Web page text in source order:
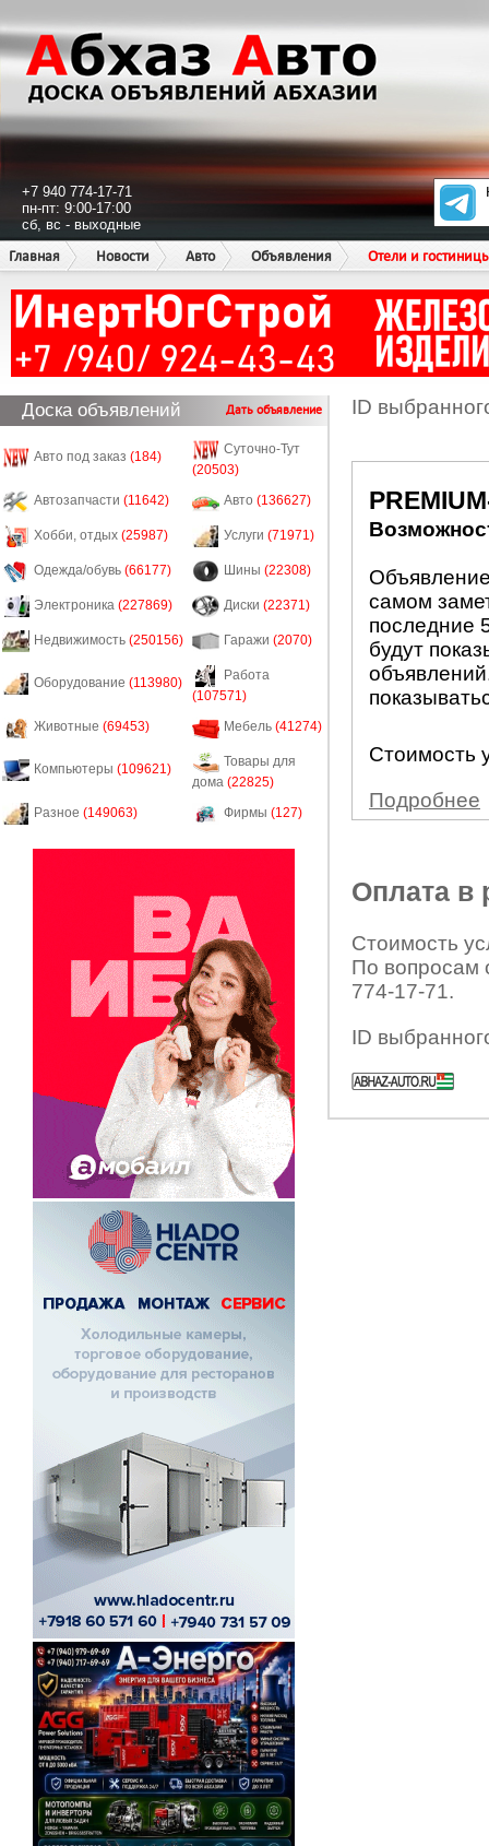
+7 940 774-17-71
пн-пт: 9:00-17:00
сб, вс - выходные
Главная
Новости Авто Объявления Отели и
Доска объявлений Дать объявление
Авто под заказ (184)
Суточно-Тут
(20503)
Автозапчасти (11642) Авто (136627)
Хобби, отдых (25987) Услуги (71971)
Одежда/обувь (66177) Шины (22308)
Электроника (227869) Диски (22371)
Недвижимость (250156) Гаражи (2070)
Оборудование (113980)
Работа
(107571)
Животные (69453) Мебель (41274)
Компьютеры (109621)
Товары для
дома (22825)
Разное (149063) Фирмы (127)
ID
самом
последние
будут
Стоимость
Подробнее
Оплата в
Стоимость
По вопросам
774-17-71.
ID